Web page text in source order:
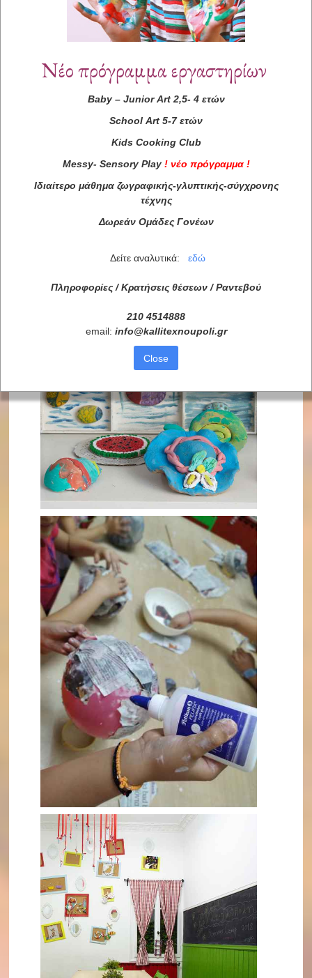
Νέο πρόγραμμα εργαστηρίων
Baby– Junior Art2,5- 4 ετών
School Art 5-7 ετών
Kids Cooking Club
Messy- Sensory Play ! νέο πρόγραμμα !
Ιδιαίτερο μάθημα ζωγραφικής-γλυπτικής-σύγχρονης
τέχνης
Δωρεάν Ομάδες Γονέων
Δείτε αναλυτικά: εδώ
Πληροφορίες / Κρατήσεις θέσεων / Ραντεβού
210 4514888
email: info@kallitexnoupoli.gr
Close